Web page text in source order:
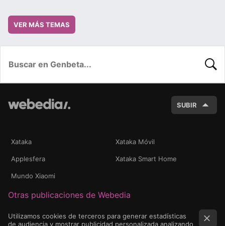
VER MÁS TEMAS
SUBIR
Xataka Xataka Móvil
Applesfera Xataka Smart Home
Mundo Xiaomi
Otras publicaciones de Webedia
Utilizamos cookies de terceros para generar estadísticas
de audiencia y mostrar publicidad personalizada analizando